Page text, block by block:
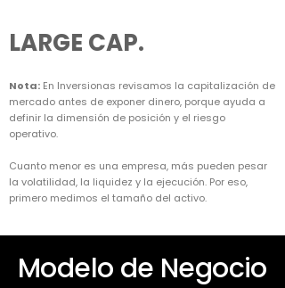
LARGE CAP.
Nota: En Inversionas revisamos la capitalización de
mercado antes de exponer dinero, porque ayuda a
definir la dimensión de posición y el riesgo
operativo.
Cuanto menor es una empresa, más pueden pesar
la volatilidad, la liquidez y la ejecución. Por eso,
primero medimos el tamaño del activo.
Modelo de Negocio